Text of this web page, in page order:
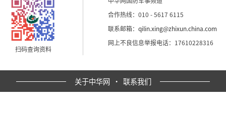
扫码查询资料
合作热线：010 - 5617 6115
联系邮箱：qilin.xing@zhixun.china.com
网上不良信息举报电话：17610228316
关于中华网 · 联系我们